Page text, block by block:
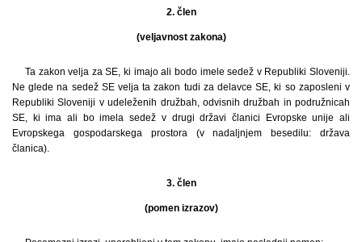
2. člen
(veljavnost zakona)
Ta zakon velja za SE, ki imajo ali bodo imele sedež v Republiki Sloveniji.
Ne glede na sedež SE velja ta zakon tudi za delavce SE, ki so zaposleni v
Republiki Sloveniji v udeleženih družbah, odvisnih družbah in podružnicah
SE, ki ima ali bo imela sedež v drugi državi članici Evropske unije ali
Evropskega gospodarskega prostora (v nadaljnjem besedilu: država
članica).
3. člen
(pomen izrazov)